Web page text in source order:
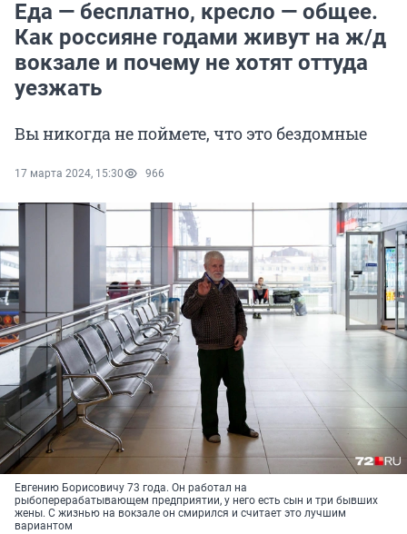
Еда — бесплатно, кресло — общее.
Как россияне годами живут на ж/д
вокзале и почему не хотят оттуда
уезжать
Вы никогда не поймете, что это бездомные
17 марта 2024, 15:30 966
Евгению Борисовичу 73 года. Он работал на
рыбоперерабатывающем предприятии, у него есть сын и три бывших
жены. С жизнью на вокзале он смирился и считает это лучшим
вариантом